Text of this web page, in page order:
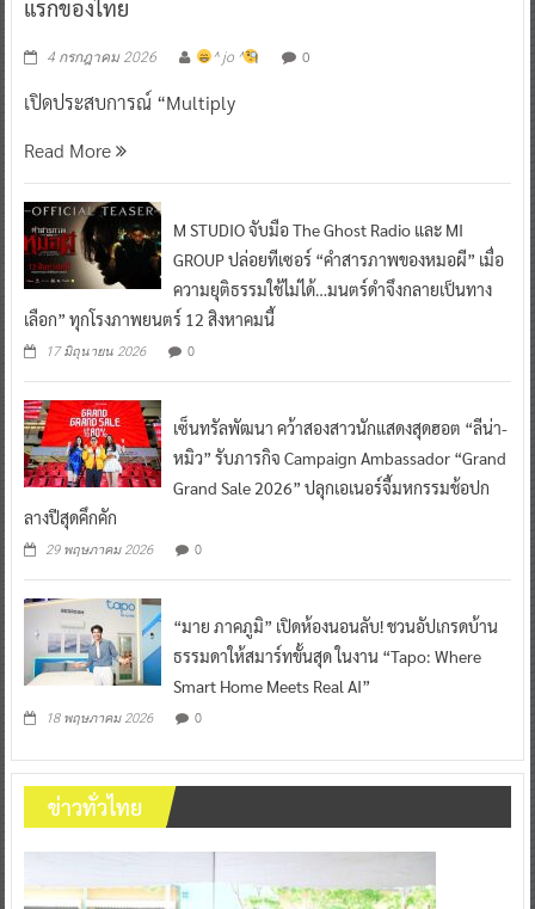
แรกของไทย
4 กรกฎาคม 2026 ^ jo ^ 0
เปิดประสบการณ์ “Multiply
Read More
M STUDIO จับมือ The Ghost Radio และ MI
GROUP ปล่อยทีเซอร์ “คำสารภาพของหมอผี” เมื่อ
ความยุติธรรมใช้ไม่ได้…มนตร์ดำจึงกลายเป็นทาง
เลือก” ทุกโรงภาพยนตร์ 12 สิงหาคมนี้
17 มิถุนายน 2026 0
เซ็นทรัลพัฒนา คว้าสองสาวนักแสดงสุดฮอต “ลีน่า-
หมิว” รับภารกิจ Campaign Ambassador “Grand
Grand Sale 2026” ปลุกเอเนอร์จี้มหกรรมช้อปก
ลางปีสุดคึกคัก
29 พฤษภาคม 2026 0
“มาย ภาคภูมิ” เปิดห้องนอนลับ! ชวนอัปเกรดบ้าน
ธรรมดาให้สมาร์ทขั้นสุด ในงาน “Tapo: Where
Smart Home Meets Real AI”
18 พฤษภาคม 2026 0
ข่าวทั่วไทย